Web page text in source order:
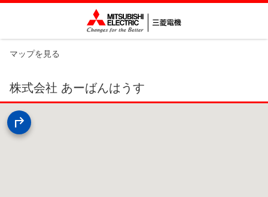
マップを見る
株式会社 あーばんはうす